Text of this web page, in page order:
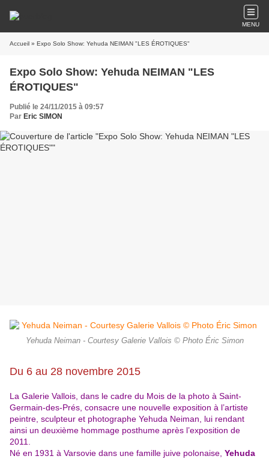
MENU
Accueil » Expo Solo Show: Yehuda NEIMAN "LES ÉROTIQUES"
Expo Solo Show: Yehuda NEIMAN "LES
ÉROTIQUES"
Publié le 24/11/2015 à 09:57
Par Eric SIMON
Yehuda Neiman - Courtesy Galerie Vallois © Photo Éric Simon
Du 6 au 28 novembre 2015
La Galerie Vallois, dans le cadre du Mois de la photo à Saint-
Germain-des-Prés, consacre une nouvelle exposition à l’artiste
peintre, sculpteur et photographe Yehuda Neiman, lui rendant
ainsi un deuxième hommage posthume après l’exposition de
2011.
Né en 1931 à Varsovie dans une famille juive polonaise, Yehuda